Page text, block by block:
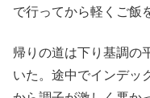
で行ってから軽くご飯
帰りの道は下り基調の
いた。途中でインデッ